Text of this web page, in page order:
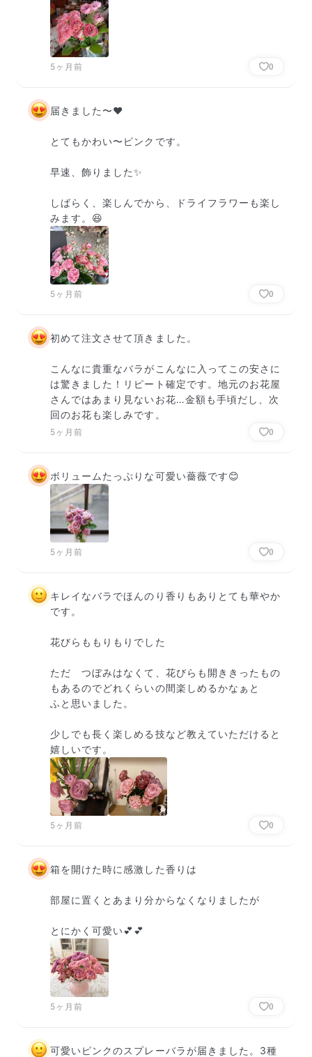
5ヶ月前 0
届きました〜♥
とてもかわい〜ピンクです。
早速、飾りました✨️
しばらく、楽しんでから、ドライフラワーも楽し
みます。😆
5ヶ月前 0
初めて注文させて頂きました。
こんなに貴重なバラがこんなに入ってこの安さに
は驚きました！リピート確定です。地元のお花屋
さんではあまり見ないお花…金額も手頃だし、次
回のお花も楽しみです。
5ヶ月前 0
ボリュームたっぷりな可愛い薔薇です😊
5ヶ月前 0
キレイなバラでほんのり香りもありとても華やか
です。
花びらももりもりでした
ただ　つぼみはなくて、花びらも開ききったもの
もあるのでどれくらいの間楽しめるかなぁと
ふと思いました。
少しでも長く楽しめる技など教えていただけると
嬉しいです。
5ヶ月前 0
箱を開けた時に感激した香りは
部屋に置くとあまり分からなくなりましたが
とにかく可愛い💕💕
5ヶ月前 0
可愛いピンクのスプレーバラが届きました。3種